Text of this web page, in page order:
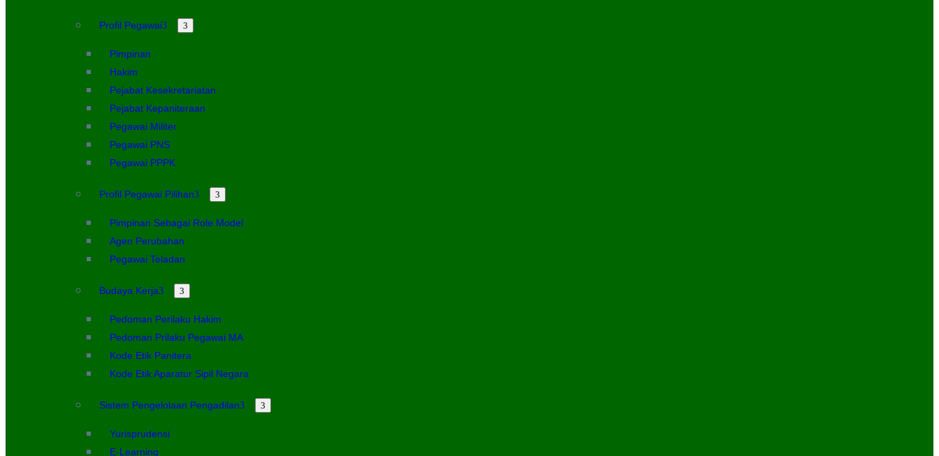
Profil Pegawai
Pimpinan
Hakim
Pejabat Kesekretariatan
Pejabat Kepaniteraan
Pegawai Militer
Pegawai PNS
Pegawai PPPK
Profil Pegawai Pilihan
Pimpinan Sebagai Role Model
Agen Perubahan
Pegawai Teladan
Budaya Kerja
Pedoman Perilaku Hakim
Pedoman Prilaku Pegawai MA
Kode Etik Panitera
Kode Etik Aparatur Sipil Negara
Sistem Pengelolaan Pengadilan
Yurisprudensi
E-Learning